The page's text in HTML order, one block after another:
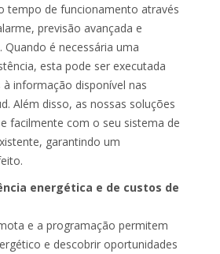
tempo de funcionamento através
previsão avançada e
é necessária uma
esta pode ser executada
informação disponível nas
Além disso, as nossas soluções
facilmente com o seu sistema de
garantindo um
energética e de custos de
e a programação permitem
e descobrir oportunidades